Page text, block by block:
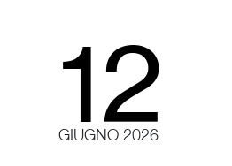
12
GIUGNO 2026